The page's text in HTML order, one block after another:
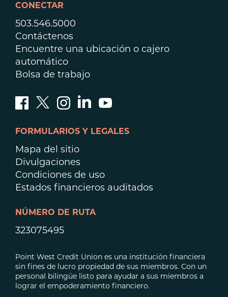
CONECTAR
503.546.5000
Contáctenos
Encuentre una ubicación o cajero
automático
Bolsa de trabajo
FORMULARIOS Y LEGALES
Mapa del sitio
Divulgaciones
Condiciones de uso
Estados financieros auditados
NÚMERO DE RUTA
323075495
Point West Credit Union es una institución financiera
sin fines de lucro propiedad de sus miembros. Con un
personal bilingüe listo para ayudar a sus miembros a
lograr el empoderamiento financiero.